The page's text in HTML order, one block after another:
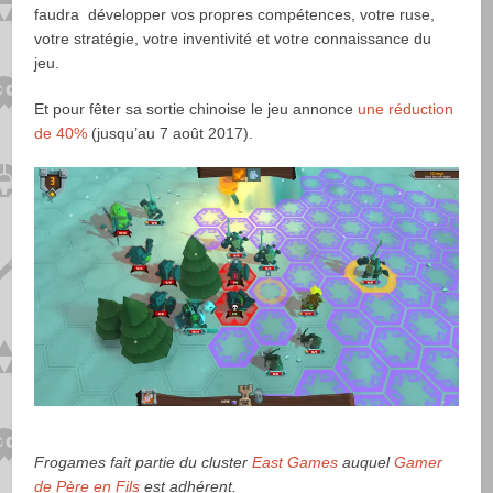
faudra développer vos propres compétences, votre ruse,
votre stratégie, votre inventivité et votre connaissance du
jeu.
Et pour fêter sa sortie chinoise le jeu annonce une réduction
de 40% (jusqu’au 7 août 2017).
Frogames fait partie du clusterEast Games auquelGamer
de Père en Fils est adhérent.